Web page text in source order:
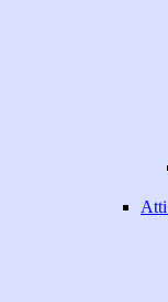
Atti